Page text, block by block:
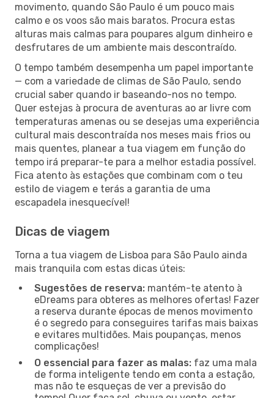
movimento, quando São Paulo é um pouco mais
calmo e os voos são mais baratos. Procura estas
alturas mais calmas para poupares algum dinheiro e
desfrutares de um ambiente mais descontraído.
O tempo também desempenha um papel importante
— com a variedade de climas de São Paulo, sendo
crucial saber quando ir baseando-nos no tempo.
Quer estejas à procura de aventuras ao ar livre com
temperaturas amenas ou se desejas uma experiência
cultural mais descontraída nos meses mais frios ou
mais quentes, planear a tua viagem em função do
tempo irá preparar-te para a melhor estadia possível.
Fica atento às estações que combinam com o teu
estilo de viagem e terás a garantia de uma
escapadela inesquecível!
Dicas de viagem
Torna a tua viagem de Lisboa para São Paulo ainda
mais tranquila com estas dicas úteis:
Sugestões de reserva: mantém-te atento à
eDreams para obteres as melhores ofertas! Fazer
a reserva durante épocas de menos movimento
é o segredo para conseguires tarifas mais baixas
e evitares multidões. Mais poupanças, menos
complicações!
O essencial para fazer as malas: faz uma mala
de forma inteligente tendo em conta a estação,
mas não te esqueças de ver a previsão do